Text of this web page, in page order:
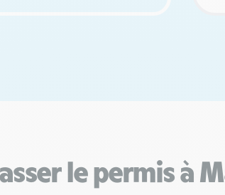
le permis à